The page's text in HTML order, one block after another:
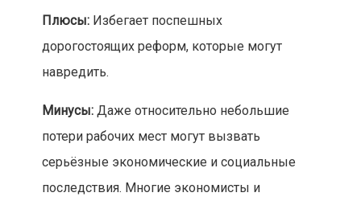
Плюсы:Избегает поспешных
дорогостоящих реформ, которые могут
навредить.
Минусы:Даже относительно небольшие
потери рабочих мест могут вызвать
серьёзные экономические и социальные
последствия. Многие экономисты и